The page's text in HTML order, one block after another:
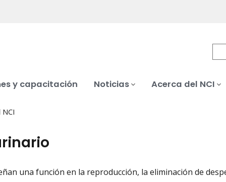
y capacitación Noticias Acerca del NCI
una función en la reproducción, la eliminación de